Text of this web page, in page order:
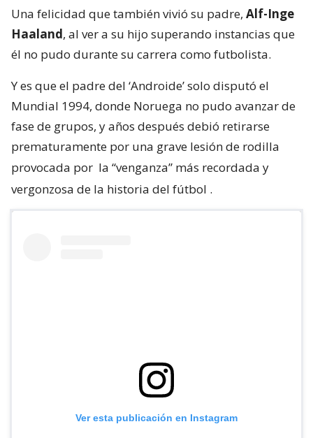
Una felicidad que también vivió su padre, Alf-Inge
Haaland, al ver a su hijo superando instancias que
él no pudo durante su carrera como futbolista.
Y es que el padre del ‘Androide’ solo disputó el
Mundial 1994, donde Noruega no pudo avanzar de
fase de grupos, y años después debió retirarse
prematuramente por una grave lesión de rodilla
provocada por la “venganza” más recordada y
vergonzosa de la historia del fútbol .
Ver esta publicación en Instagram